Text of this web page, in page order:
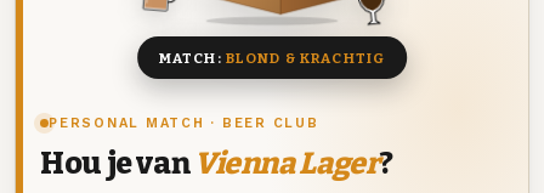
PERSONAL MATCH · BEER CLUB
Hou je van Vienna Lager?
MATCH: BLOND & KRACHTIG